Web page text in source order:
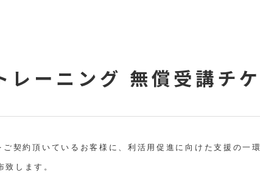
ーニング 無償受講チケ
契約頂いているお客様に、利活用促進に向けた支援の一
します。